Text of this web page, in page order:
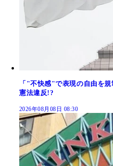
「"不快感"で表現の自由を
憲法違反!?
2026年08月08日 08:30